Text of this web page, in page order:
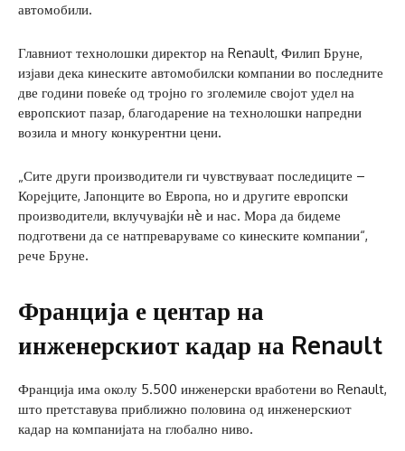
автомобили.
Главниот технолошки директор на Renault, Филип Бруне,
изјави дека кинеските автомобилски компании во последните
две години повеќе од тројно го зголемиле својот удел на
европскиот пазар, благодарение на технолошки напредни
возила и многу конкурентни цени.
„Сите други производители ги чувствуваат последиците –
Корејците, Јапонците во Европа, но и другите европски
производители, вклучувајќи нè и нас. Мора да бидеме
подготвени да се натпреваруваме со кинеските компании“,
рече Бруне.
Франција е центар на
инженерскиот кадар на Renault
Франција има околу 5.500 инженерски вработени во Renault,
што претставува приближно половина од инженерскиот
кадар на компанијата на глобално ниво.